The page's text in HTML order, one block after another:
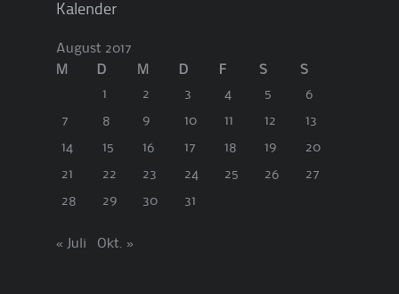
Kalender
August 2017
M
D M D F S
S
1
2 3 4 5 6
7 8 9 10 11 12 13
14 15 16 17 18 19 20
21 22 23 24 25 26 27
28 29 30 31
« Juli Okt. »